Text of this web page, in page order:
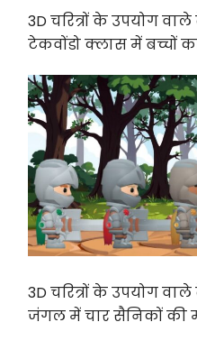
3D चरित्रों के उपयोग
टेकवोंडो क्लास में बच्चों
3D चरित्रों के उपयोग
जंगल में चार सैनिकों की